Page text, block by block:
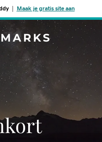
| Maak je gratis site aan